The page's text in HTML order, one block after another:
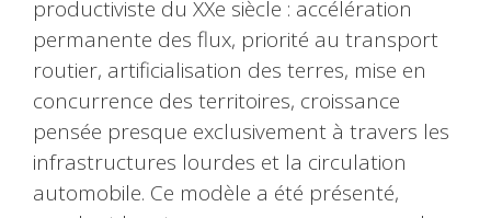
productiviste du XXe siècle : accélération
permanente des flux, priorité au transport
routier, artificialisation des terres, mise en
concurrence des territoires, croissance
pensée presque exclusivement à travers les
infrastructures lourdes et la circulation
automobile. Ce modèle a été présenté,